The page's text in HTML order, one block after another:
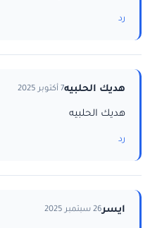
رد
هديك الحلبيه7 أكتوبر 2025
هديك الحلبيه
رد
ايسر26 سبتمبر 2025